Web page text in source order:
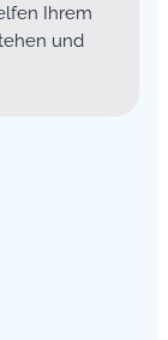
Ihrem
und